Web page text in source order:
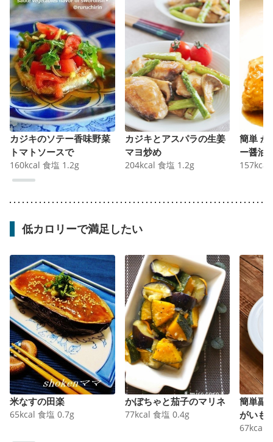
カジキのソテー香味野菜
トマトソースで
160kcal 食塩 1.2g
カジキとアスパラの生姜
マヨ炒め
204kcal 食塩 1.2g
簡単 か
ー醤油
157kcal
低カロリーで満足したい
米なすの田楽
65kcal 食塩 0.7g
かぼちゃと茄子のマリネ
77kcal 食塩 0.4g
簡単副
がいも
67kcal